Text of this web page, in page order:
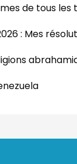
de tous les
: Mes